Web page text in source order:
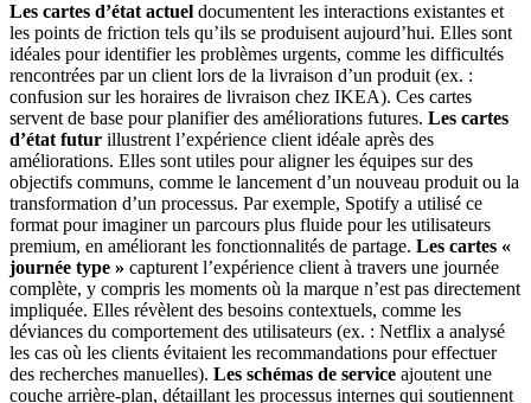
Les cartes d’état actuel documentent les interactions existantes et
les points de friction tels qu’ils se produisent aujourd’hui. Elles sont
idéales pour identifier les problèmes urgents, comme les difficultés
rencontrées par un client lors de la livraison d’un produit (ex. :
confusion sur les horaires de livraison chez IKEA). Ces cartes
servent de base pour planifier des améliorations futures. Les cartes
d’état futur illustrent l’expérience client idéale après des
améliorations. Elles sont utiles pour aligner les équipes sur des
objectifs communs, comme le lancement d’un nouveau produit ou la
transformation d’un processus. Par exemple, Spotify a utilisé ce
format pour imaginer un parcours plus fluide pour les utilisateurs
premium, en améliorant les fonctionnalités de partage. Les cartes «
journée type » capturent l’expérience client à travers une journée
complète, y compris les moments où la marque n’est pas directement
impliquée. Elles révèlent des besoins contextuels, comme les
déviances du comportement des utilisateurs (ex. : Netflix a analysé
les cas où les clients évitaient les recommandations pour effectuer
des recherches manuelles). Les schémas de service ajoutent une
couche arrière-plan, détaillant les processus internes qui soutiennent